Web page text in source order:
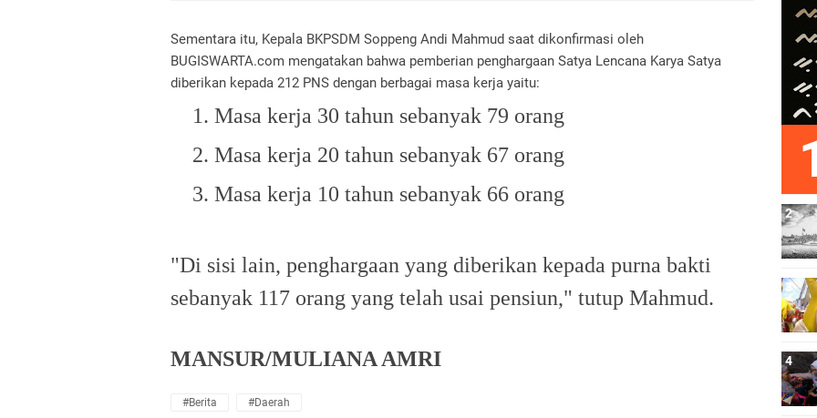
Sementara itu, Kepala BKPSDM Soppeng Andi Mahmud saat dikonfirmasi oleh
BUGISWARTA.com mengatakan bahwa pemberian penghargaan Satya Lencana Karya Satya
diberikan kepada 212 PNS dengan berbagai masa kerja yaitu:
1. Masa kerja 30 tahun sebanyak 79 orang
2. Masa kerja 20 tahun sebanyak 67 orang
3. Masa kerja 10 tahun sebanyak 66 orang
"Di sisi lain, penghargaan yang diberikan kepada purna bakti
sebanyak 117 orang yang telah usai pensiun," tutup Mahmud.
MANSUR/MULIANA AMRI
#Berita #Daerah